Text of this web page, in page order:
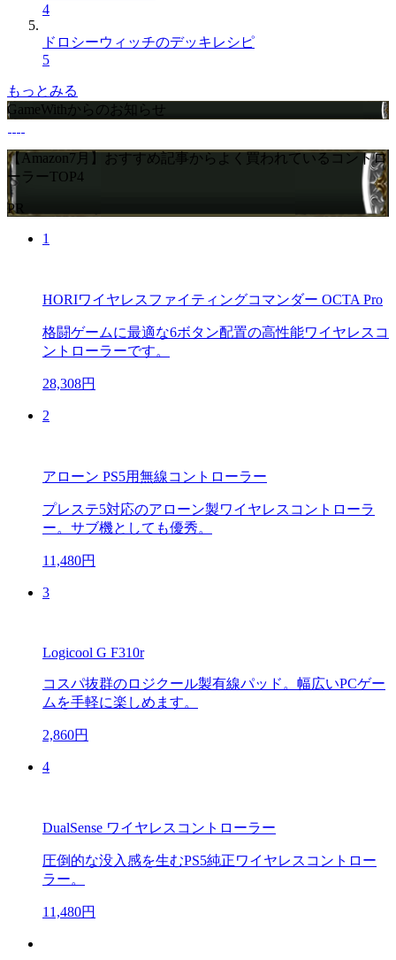
4
ドロシーウィッチのデッキレシピ
5
もっとみる
GameWithからのお知らせ
【Amazon7月】おすすめ記事からよく買われているコントロ
ーラーTOP4
PR
1
HORIワイヤレスファイティングコマンダー OCTA Pro
格闘ゲームに最適な6ボタン配置の高性能ワイヤレスコ
ントローラーです。
28,308円
2
アローン PS5用無線コントローラー
プレステ5対応のアローン製ワイヤレスコントローラ
ー。サブ機としても優秀。
11,480円
3
Logicool G F310r
コスパ抜群のロジクール製有線パッド。幅広いPCゲー
ムを手軽に楽しめます。
2,860円
4
DualSense ワイヤレスコントローラー
圧倒的な没入感を生むPS5純正ワイヤレスコントロー
ラー。
11,480円